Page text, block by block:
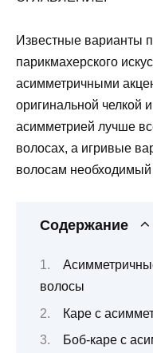
Известные варианты
парикмахерского
асимметричными
оригинальной челкой
асимметрией лучше
волосах, а игривые
волосам
Содержание
волосы
Каре с
Боб-каре с